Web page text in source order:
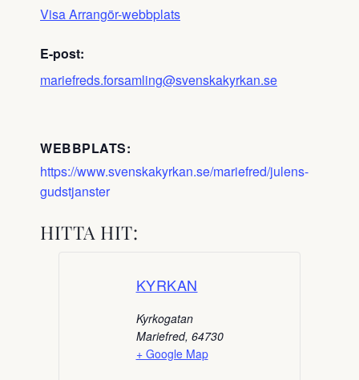
Visa Arrangör-webbplats
E-post:
mariefreds.forsamling@svenskakyrkan.se
WEBBPLATS:
https://www.svenskakyrkan.se/mariefred/julens-
gudstjanster
HITTA HIT:
KYRKAN
Kyrkogatan
Mariefred, 64730
+ Google Map